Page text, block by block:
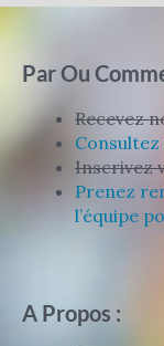
Par Ou
Recevez
Inscrivez
Prenez
l’équipe
A Propos :